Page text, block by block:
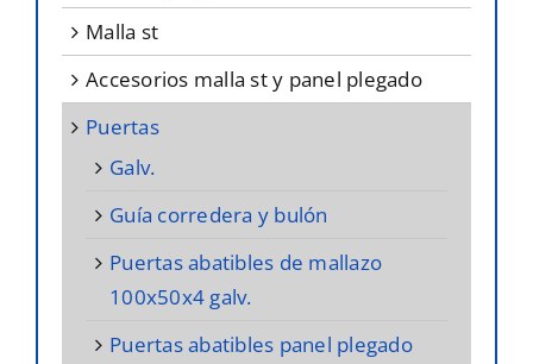
malla st
accesorios malla st y panel plegado
puertas
galv.
guía corredera y bulón
puertas abatibles de mallazo
100x50x4 galv.
puertas abatibles panel plegado